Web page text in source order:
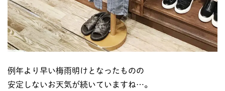
例年より早い梅雨明けとなったものの
安定しないお天気が続いていますね…。